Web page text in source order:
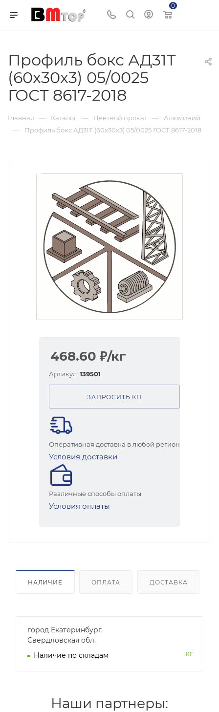
0
Профиль бокс АД31Т
(60х30х3) 05/0025
ГОСТ 8617-2018
Главная — Каталог — Цветной прокат — Алюминий
— Профиль бокс АД31Т (60х30х3) 05/0025 ГОСТ 8617-2018
468.60 ₽/кг
Артикул: 139501
ЗАПРОСИТЬ КП
Оперативная доставка в любой регион
Условия доставки
Различные способы оплаты
Условия оплаты
НАЛИЧИЕ ОПЛАТА ДОСТАВКА
город Екатеринбург,
Свердловская обл.
Наличие по складам
кг
Наши партнеры: